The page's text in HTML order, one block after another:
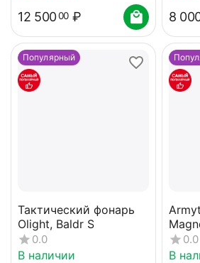
12 50000 ₽ 8
Популярный
Тактический фонарь
Olight, Baldr S
0.0
В наличии
свет)
0.0
В